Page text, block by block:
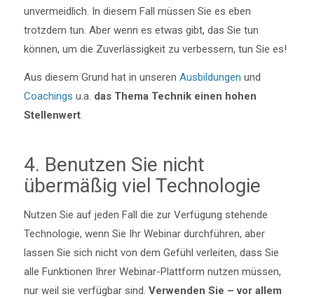
unvermeidlich. In diesem Fall müssen Sie es eben
trotzdem tun. Aber wenn es etwas gibt, das Sie tun
können, um die Zuverlässigkeit zu verbessern, tun Sie es!
Aus diesem Grund hat in unseren Ausbildungen und
Coachings u.a. das Thema Technik einen hohen
Stellenwert.
4. Benutzen Sie nicht
übermäßig viel Technologie
Nutzen Sie auf jeden Fall die zur Verfügung stehende
Technologie, wenn Sie Ihr Webinar durchführen, aber
lassen Sie sich nicht von dem Gefühl verleiten, dass Sie
alle Funktionen Ihrer Webinar-Plattform nutzen müssen,
nur weil sie verfügbar sind. Verwenden Sie – vor allem